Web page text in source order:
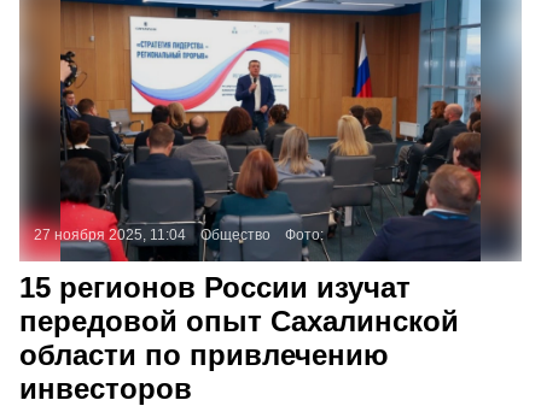
27 ноября 2025, 11:04 Общество Фото:
15 регионов России изучат
передовой опыт Сахалинской
области по привлечению
инвесторов